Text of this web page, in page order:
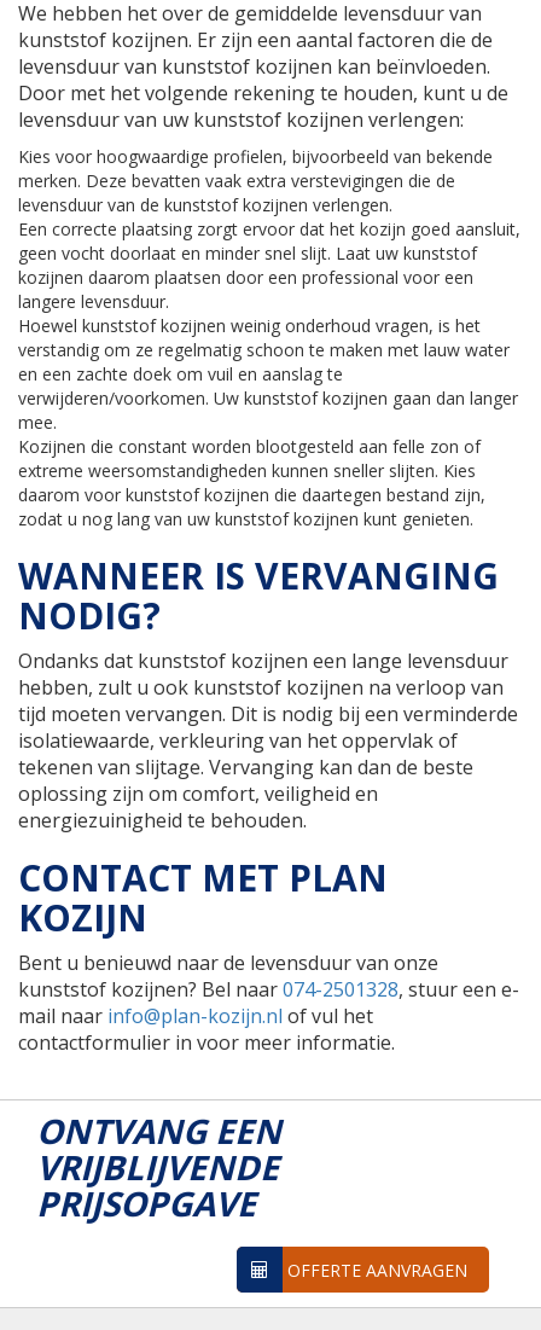
We hebben het over de gemiddelde levensduur van
kunststof kozijnen. Er zijn een aantal factoren die de
levensduur van kunststof kozijnen kan beïnvloeden.
Door met het volgende rekening te houden, kunt u de
levensduur van uw kunststof kozijnen verlengen:
Kies voor hoogwaardige profielen, bijvoorbeeld van bekende
merken. Deze bevatten vaak extra verstevigingen die de
levensduur van de kunststof kozijnen verlengen.
Een correcte plaatsing zorgt ervoor dat het kozijn goed aansluit,
geen vocht doorlaat en minder snel slijt. Laat uw kunststof
kozijnen daarom plaatsen door een professional voor een
langere levensduur.
Hoewel kunststof kozijnen weinig onderhoud vragen, is het
verstandig om ze regelmatig schoon te maken met lauw water
en een zachte doek om vuil en aanslag te
verwijderen/voorkomen. Uw kunststof kozijnen gaan dan langer
mee.
Kozijnen die constant worden blootgesteld aan felle zon of
extreme weersomstandigheden kunnen sneller slijten. Kies
daarom voor kunststof kozijnen die daartegen bestand zijn,
zodat u nog lang van uw kunststof kozijnen kunt genieten.
WANNEER IS VERVANGING
NODIG?
Ondanks dat kunststof kozijnen een lange levensduur
hebben, zult u ook kunststof kozijnen na verloop van
tijd moeten vervangen. Dit is nodig bij een verminderde
isolatiewaarde, verkleuring van het oppervlak of
tekenen van slijtage. Vervanging kan dan de beste
oplossing zijn om comfort, veiligheid en
energiezuinigheid te behouden.
CONTACT MET PLAN
KOZIJN
Bent u benieuwd naar de levensduur van onze
kunststof kozijnen? Bel naar074-2501328, stuur een e-
mail naar info@plan-kozijn.nl of vul het
contactformulier in voor meer informatie.
ONTVANG EEN
VRIJBLIJVENDE
PRIJSOPGAVE
OFFERTE AANVRAGEN